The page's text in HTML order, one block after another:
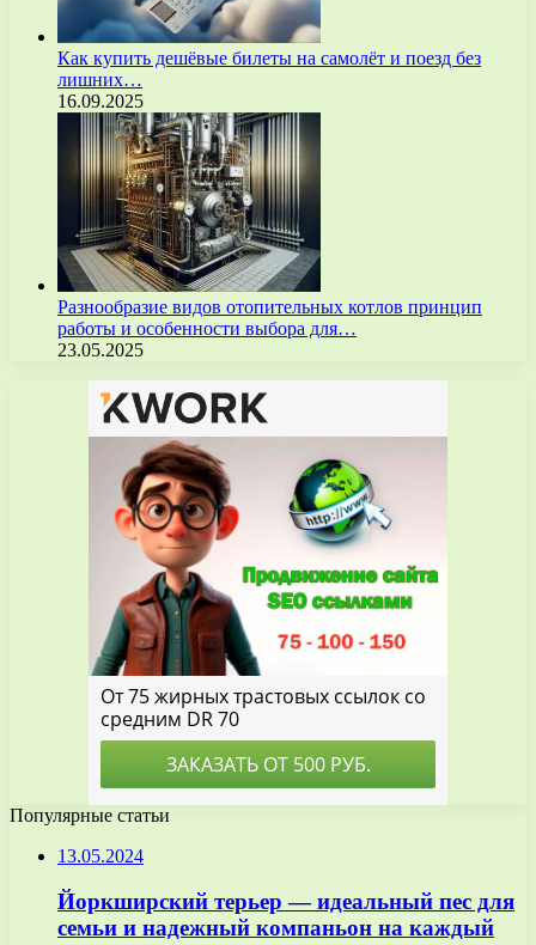
Как купить дешёвые билеты на самолёт и поезд без
лишних…
16.09.2025
Разнообразие видов отопительных котлов принцип
работы и особенности выбора для…
23.05.2025
Популярные статьи
13.05.2024
Йоркширский терьер — идеальный пес для
семьи и надежный компаньон на каждый